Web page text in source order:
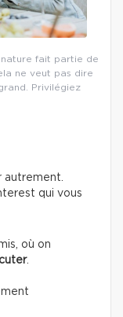
fait partie de
ne veut pas dire
Privilégiez
autrement.
qui vous
où on
.